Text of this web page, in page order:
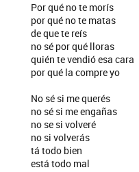
Por qué no te morís
por qué no te matas
de que te reís
no sé por qué lloras
quién te vendió esa cara
por qué la compre yo
No sé si me querés
no sé si me engañas
no se si volveré
no si volverás
tá todo bien
está todo mal